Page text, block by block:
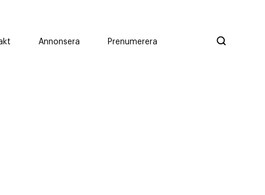
Annonsera Prenumerera